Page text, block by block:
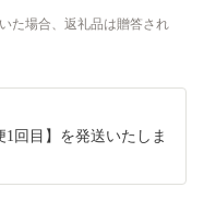
た場合、返礼品は贈答され
回目】を発送いたしま